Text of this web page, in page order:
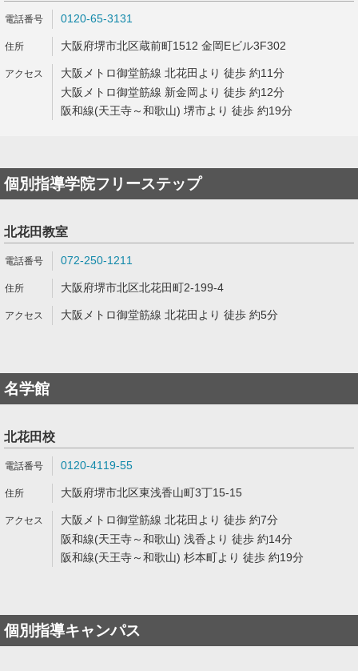
0120-65-3131
大阪府堺市北区蔵前町1512 金岡Eビル3F302
大阪メトロ御堂筋線 北花田より 徒歩 約11分
大阪メトロ御堂筋線 新金岡より 徒歩 約12分
阪和線(天王寺～和歌山) 堺市より 徒歩 約19分
個別指導学院フリーステップ
北花田教室
072-250-1211
大阪府堺市北区北花田町2-199-4
大阪メトロ御堂筋線 北花田より 徒歩 約5分
名学館
北花田校
0120-4119-55
大阪府堺市北区東浅香山町3丁15-15
大阪メトロ御堂筋線 北花田より 徒歩 約7分
阪和線(天王寺～和歌山) 浅香より 徒歩 約14分
阪和線(天王寺～和歌山) 杉本町より 徒歩 約19分
個別指導キャンパス